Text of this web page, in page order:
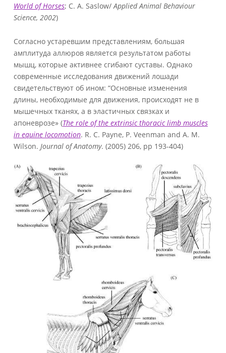
World of Horses; C. A. Saslow/Applied Animal Behaviour
Science, 2002)
Согласно устаревшим представлениям, большая
амплитуда аллюров является результатом работы
мышц, которые активнее сгибают суставы. Однако
современные исследования движений лошади
свидетельствуют об ином: “Основные изменения
длины, необходимые для движения, происходят не в
мышечных тканях, а в эластичных связках и
апоневрозе» (The role of the extrinsic thoracic limb muscles
in equine locomotion. R. C. Payne, P. Veenman and A. M.
Wilson. Journal of Anatomy. (2005) 206, pp 193-404)